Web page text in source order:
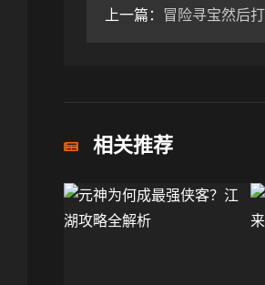
上一篇： 冒险寻宝然后
相关推荐